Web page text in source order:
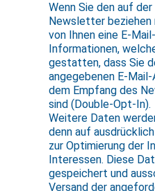
Wenn Sie den auf
Newsletter
von Ihnen eine E-
Informationen,
gestatten, dass Sie
angegebenen E-
dem Empfang des
sind (Double-Opt-In).
Weitere Daten
denn auf
zur Optimierung der
Interessen. Diese
gespeichert und
Versand der